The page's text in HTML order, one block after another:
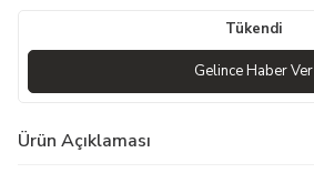
Tükendi
Gelince Haber Ver
Ürün Açıklaması